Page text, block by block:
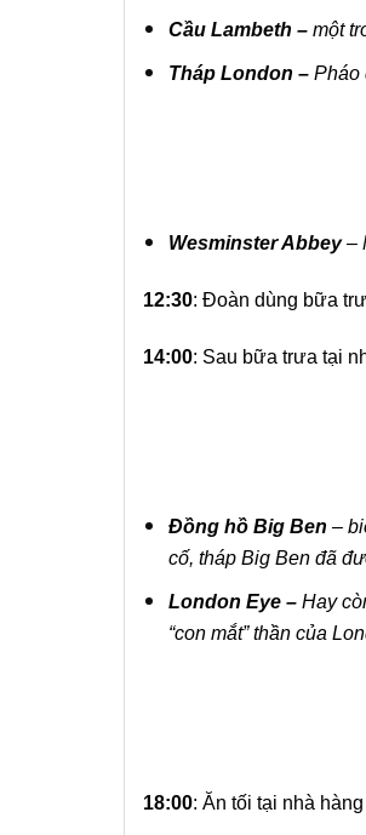
Cầu Lambeth – một
Tháp London –Pháo
Wesminster Abbey–
12:30: Đoàn dùng bữa
14:00: Sau bữa trưa tại
Đồng hồ Big Ben –
cố, tháp Big Ben đã
London Eye – Hay
“con mắt” thần của
18:00: Ăn tối tại nhà